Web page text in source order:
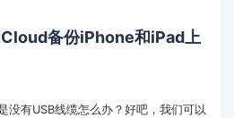
备份iPhone和iPad上
没有USB线缆怎么办？好吧，我们可以